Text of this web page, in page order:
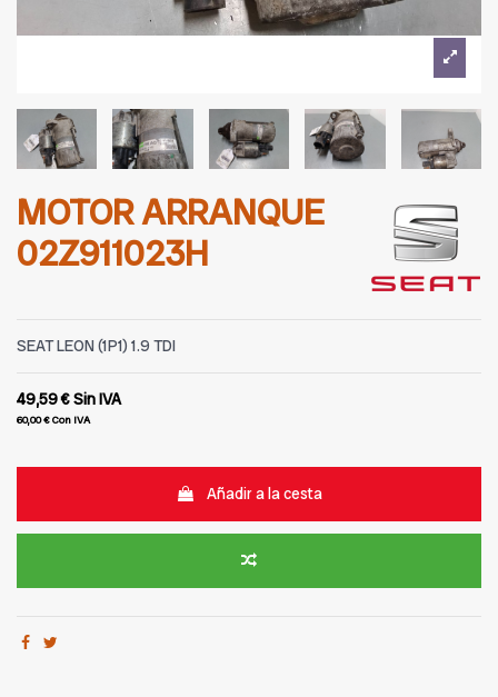
MOTOR ARRANQUE
02Z911023H
SEAT LEON (1P1) 1.9 TDI
49,59 €Sin IVA
60,00 €Con IVA
Añadir a la cesta